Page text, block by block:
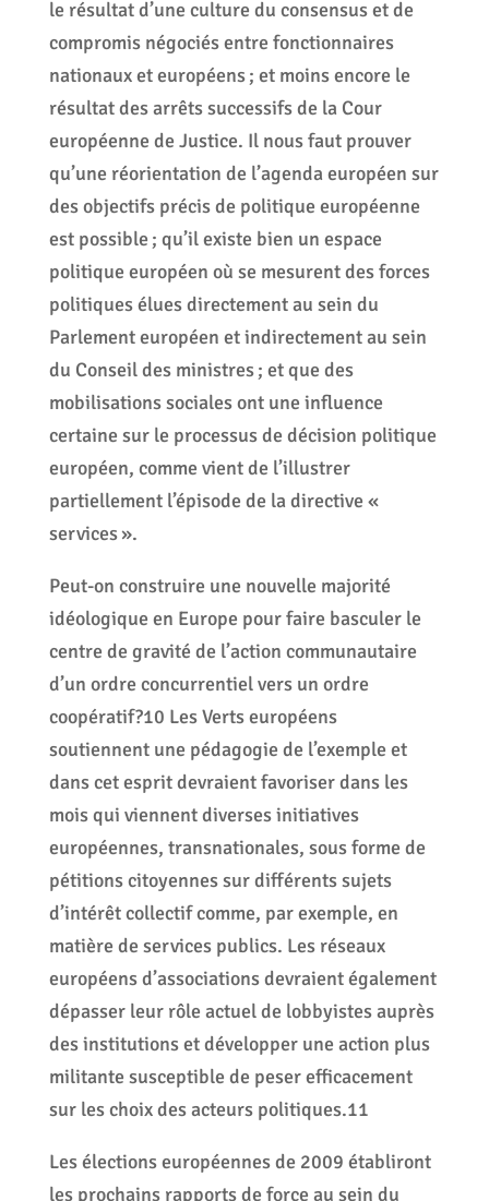
le résultat d’une culture du consensus et de
compromis négociés entre fonctionnaires
nationaux et européens ; et moins encore le
résultat des arrêts successifs de la Cour
européenne de Justice. Il nous faut prouver
qu’une réorientation de l’agenda européen sur
des objectifs précis de politique européenne
est possible ; qu’il existe bien un espace
politique européen où se mesurent des forces
politiques élues directement au sein du
Parlement européen et indirectement au sein
du Conseil des ministres ; et que des
mobilisations sociales ont une influence
certaine sur le processus de décision politique
européen, comme vient de l’illustrer
partiellement l’épisode de la directive «
services ».
Peut-on construire une nouvelle majorité
idéologique en Europe pour faire basculer le
centre de gravité de l’action communautaire
d’un ordre concurrentiel vers un ordre
coopératif?10 Les Verts européens
soutiennent une pédagogie de l’exemple et
dans cet esprit devraient favoriser dans les
mois qui viennent diverses initiatives
européennes, transnationales, sous forme de
pétitions citoyennes sur différents sujets
d’intérêt collectif comme, par exemple, en
matière de services publics. Les réseaux
européens d’associations devraient également
dépasser leur rôle actuel de lobbyistes auprès
des institutions et développer une action plus
militante susceptible de peser efficacement
sur les choix des acteurs politiques.11
Les élections européennes de 2009 établiront
les prochains rapports de force au sein du